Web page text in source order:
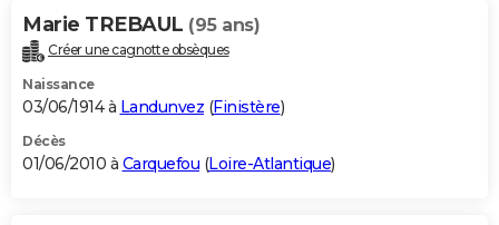
Marie TREBAUL (95 ans)
Créer une cagnotte obsèques
Naissance
03/06/1914 à Landunvez (Finistère)
Décès
01/06/2010 à Carquefou (Loire-Atlantique)